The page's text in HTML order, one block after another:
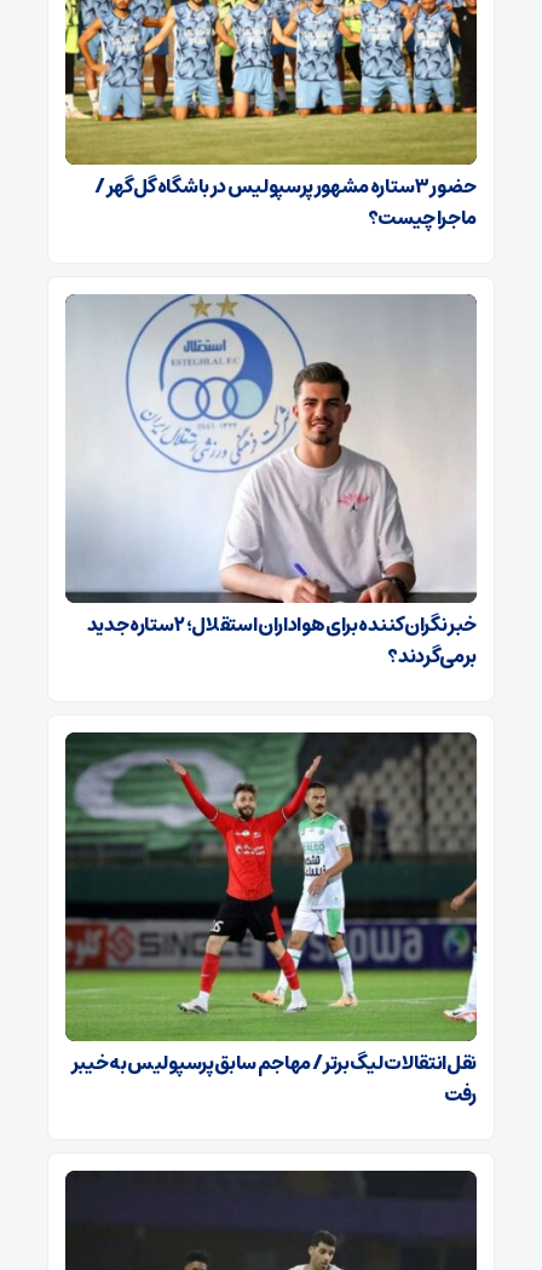
حضور ۳ ستاره مشهور پرسپولیس در باشگاه گل‌گهر /
ماجرا چیست؟
خبر نگران‌کننده برای هواداران استقلال؛ ۲ ستاره جدید
برمی‌گردند؟
نقل‌انتقالات لیگ برتر / مهاجم سابق پرسپولیس به خیبر
رفت